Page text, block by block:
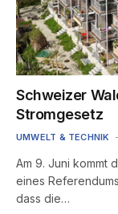
Schweizer
Stromgesetz
UMWELT & TECHNIK
Am 9. Juni kommt
eines
dass die…